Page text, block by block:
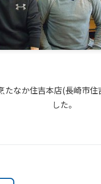
なか住吉本店(長崎市住
した。